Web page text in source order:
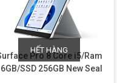
HẾT HÀNG
Pro 8 Core i5/Ram
SSD 256GB New Seal